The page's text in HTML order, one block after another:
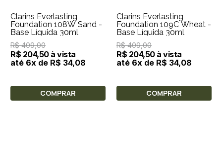
Clarins Everlasting
Foundation 108W Sand -
Base Líquida 30ml
R$ 409,00
R$ 204,50 à vista
até 6x de R$ 34,08
COMPRAR
Clarins Everlasting
Foundation 109C Wheat -
Base Líquida 30ml
R$ 409,00
R$ 204,50 à vista
até 6x de R$ 34,08
COMPRAR